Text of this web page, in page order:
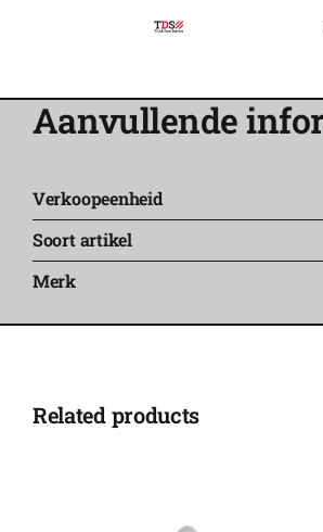
Aanvullende
Verkoopeenheid
Soort artikel
Merk
Related products